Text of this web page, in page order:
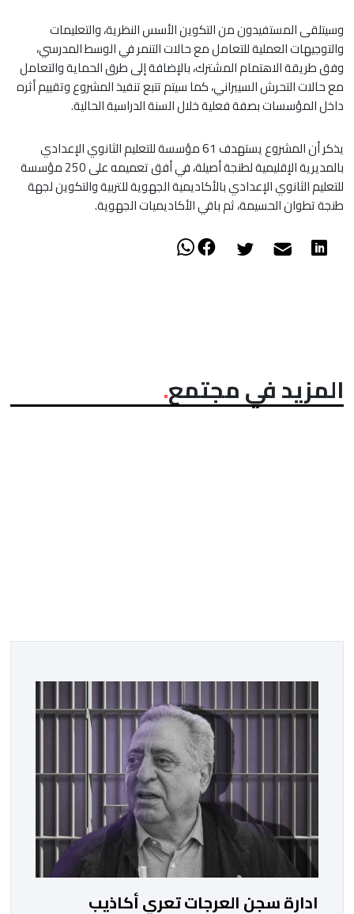
وسيتلقى المستفيدون من التكوين الأسس النظرية، والتعليمات
والتوجيهات العملية للتعامل مع حالات التنمر في الوسط المدرسي،
وفق طريقة الاهتمام المشترك، بالإضافة إلى طرق الحماية والتعامل
مع حالات التحرش السيبراني، كما سيتم تتبع تنفيذ المشروع وتقييم أثره
داخل المؤسسات بصفة فعلية خلال السنة الدراسية الحالية.
يذكر أن المشروع يستهدف 61 مؤسسة للتعليم الثانوي الإعدادي
بالمديرية الإقليمية لطنجة أصيلة، في أفق تعميمه على 250 مؤسسة
للتعليم الثانوي الإعدادي بالأكاديمية الجهوية للتربية والتكوين لجهة
طنجة تطوان الحسيمة، ثم باقي الأكاديميات الجهوية.
المزيد في مجتمع
ادارة سجن العرجات تعري أكاذيب